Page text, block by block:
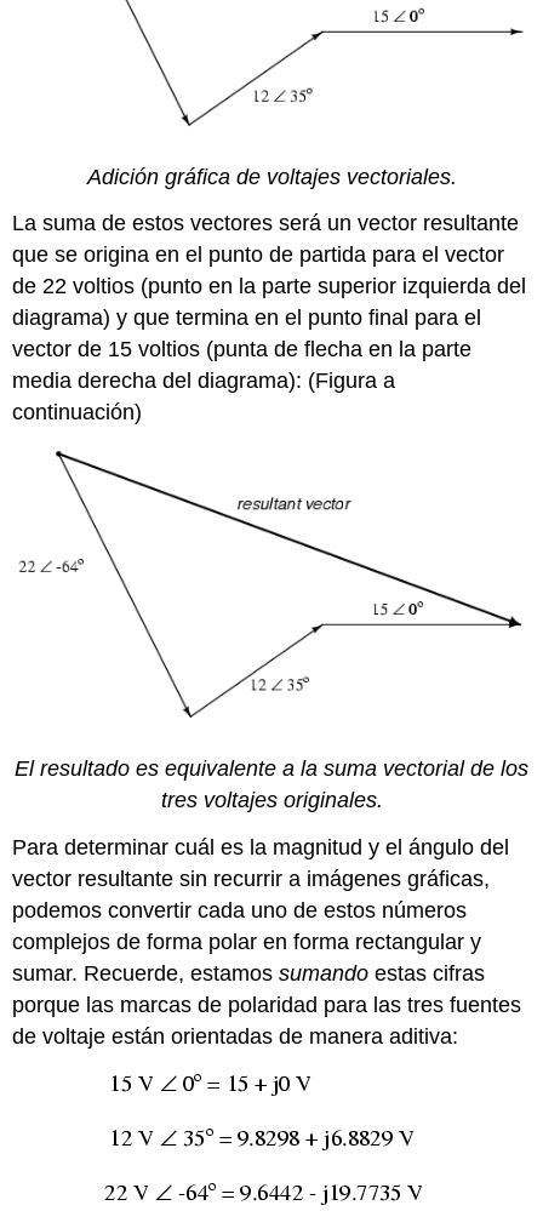
Adición gráfica de voltajes vectoriales.
La suma de estos vectores será un vector resultante
que se origina en el punto de partida para el vector
de 22 voltios (punto en la parte superior izquierda del
diagrama) y que termina en el punto final para el
vector de 15 voltios (punta de flecha en la parte
media derecha del diagrama): (Figura a
continuación)
El resultado es equivalente a la suma vectorial de los
tres voltajes originales.
Para determinar cuál es la magnitud y el ángulo del
vector resultante sin recurrir a imágenes gráficas,
podemos convertir cada uno de estos números
complejos de forma polar en forma rectangular y
sumar. Recuerde, estamossumando estas cifras
porque las marcas de polaridad para las tres fuentes
de voltaje están orientadas de manera aditiva: